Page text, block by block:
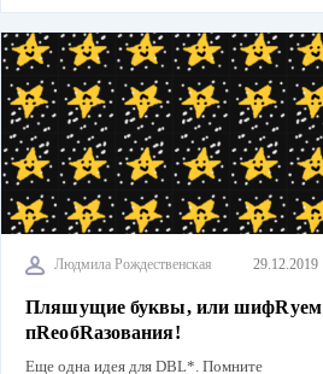
Людмила Рождественская 29.12.2019
Пляшущие буквы, или шифRуем
пRеобRазования!
Еще одна идея для DBL*. Помните